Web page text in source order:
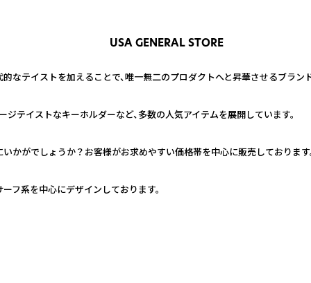
USA GENERAL STORE
なテイストを加えることで、唯一無二のプロダクトへと昇華させるブラン
テイストなキーホルダーなど、多数の人気アイテムを展開しています。
かがでしょうか？お客様がお求めやすい価格帯を中心に販売しております
フ系を中心にデザインしております。